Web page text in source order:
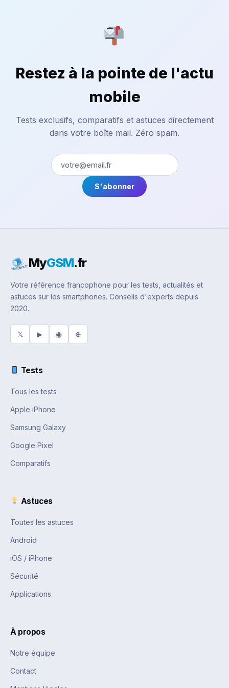
Restez à la pointe de l'actu
mobile
Tests exclusifs, comparatifs et astuces directement
dans votre boîte mail. Zéro spam.
S'abonner
MyGSM.fr
Votre référence francophone pour les tests, actualités et
astuces sur les smartphones. Conseils d'experts depuis
2020.
𝕏 ▶ ◉ ⊕
Tests
Tous les tests
Apple iPhone
Samsung Galaxy
Google Pixel
Comparatifs
Astuces
Toutes les astuces
Android
iOS / iPhone
Sécurité
Applications
À propos
Notre équipe
Contact